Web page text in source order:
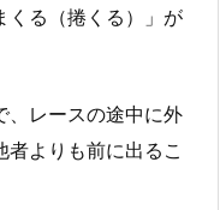
くる（捲くる）」が
、レースの途中に外
よりも前に出るこ